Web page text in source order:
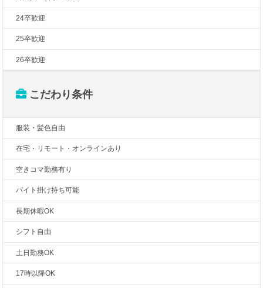
24卒歓迎
25卒歓迎
26卒歓迎
こだわり条件
服装・髪色自由
在宅・リモート・オンラインあり
空きコマ勤務有り
バイト掛け持ち可能
長期休暇OK
シフト自由
土日勤務OK
17時以降OK